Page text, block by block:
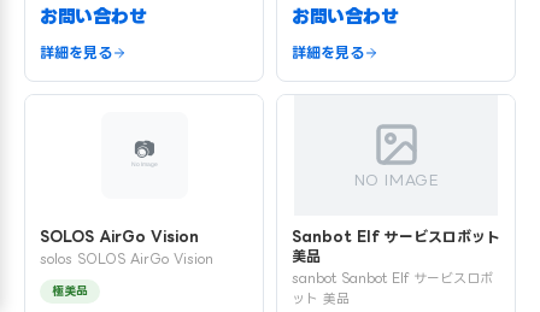
お問い合わせ
詳細を見る
お問い合わせ
詳細を見る
SOLOS AirGo Vision
solos SOLOS AirGo Vision
極美品
NO IMAGE
Sanbot Elf サービスロボット
美品
sanbot Sanbot Elf サービスロボ
ット 美品